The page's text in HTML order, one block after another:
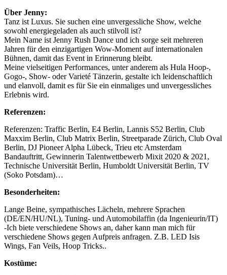
Über Jenny:
Tanz ist Luxus. Sie suchen eine unvergessliche Show, welche
sowohl energiegeladen als auch stilvoll ist?
Mein Name ist Jenny Rush Dance und ich sorge seit mehreren
Jahren für den einzigartigen Wow-Moment auf internationalen
Bühnen, damit das Event in Erinnerung bleibt.
Meine vielseitigen Performances, unter anderem als Hula Hoop-,
Gogo-, Show- oder Varieté Tänzerin, gestalte ich leidenschaftlich
und elanvoll, damit es für Sie ein einmaliges und unvergessliches
Erlebnis wird.
Referenzen:
Referenzen: Traffic Berlin, E4 Berlin, Lannis S52 Berlin, Club
Maxxim Berlin, Club Matrix Berlin, Streetparade Zürich, Club Oval
Berlin, DJ Pioneer Alpha Lübeck, Trieu etc Amsterdam
Bandauftritt, Gewinnerin Talentwettbewerb Mixit 2020 & 2021,
Technische Universität Berlin, Humboldt Universität Berlin, TV
(Soko Potsdam)…
Besonderheiten:
Lange Beine, sympathisches Lächeln, mehrere Sprachen
(DE/EN/HU/NL), Tuning- und Automobilaffin (da Ingenieurin/IT)
-Ich biete verschiedene Shows an, daher kann man mich für
verschiedene Shows gegen Aufpreis anfragen. Z.B. LED Isis
Wings, Fan Veils, Hoop Tricks..
Kostüme: